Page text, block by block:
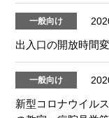
一般向け
出入口の開放時間
一般向け
新型コロナウイル